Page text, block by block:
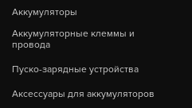
Аккумуляторы
Аккумуляторные клеммы и
провода
Пуско-зарядные устройства
Аксессуары для аккумуляторов